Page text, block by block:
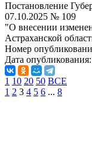
Постановление
07.10.2025 № 109
"О внесении
Астраханской
Номер
Дата опубликования:
1 10 20 50 ВСЕ
1 2 3 4 5 6 ... 8